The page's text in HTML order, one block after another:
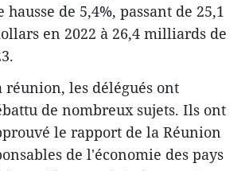
de 5,4%, passant de 25,1
en 2022 à 26,4 milliards de
réunion, les délégués ont
de nombreux sujets. Ils ont
le rapport de la Réunion
de l'économie des pays